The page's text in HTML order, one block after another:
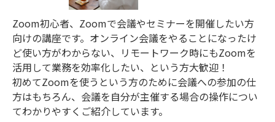
Zoom初心者、Zoomで会議やセミナーを開催したい方
向けの講座です。オンライン会議をやることになったけ
ど使い方がわからない、リモートワーク時にもZoomを
活用して業務を効率化したい、という方大歓迎！
初めてZoomを使うという方のために会議への参加の仕
方はもちろん、会議を自分が主催する場合の操作につい
てわかりやすくご紹介しています。